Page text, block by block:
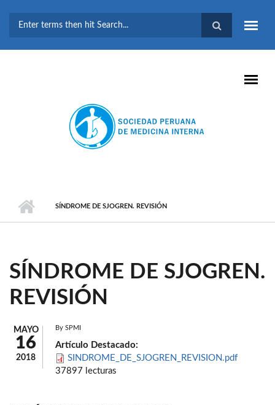
BÚSQUEDA
SÍNDROME DE SJOGREN. REVISIÓN
SÍNDROME DE SJOGREN.
REVISIÓN
MAYO
16
2018
By SPMI
Artículo Destacado:
SINDROME_DE_SJOGREN_REVISION.pdf
37897 lecturas